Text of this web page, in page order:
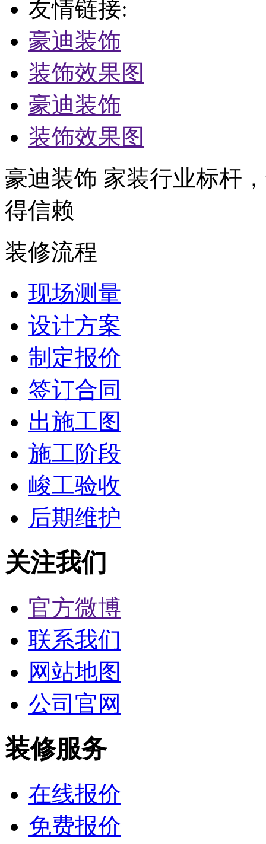
友情链接:
豪迪装饰
装饰效果图
豪迪装饰
装饰效果图
豪迪装饰 家装行业标杆
得信赖
装修流程
现场测量
设计方案
制定报价
签订合同
出施工图
施工阶段
峻工验收
后期维护
关注我们
官方微博
联系我们
网站地图
公司官网
装修服务
在线报价
免费报价